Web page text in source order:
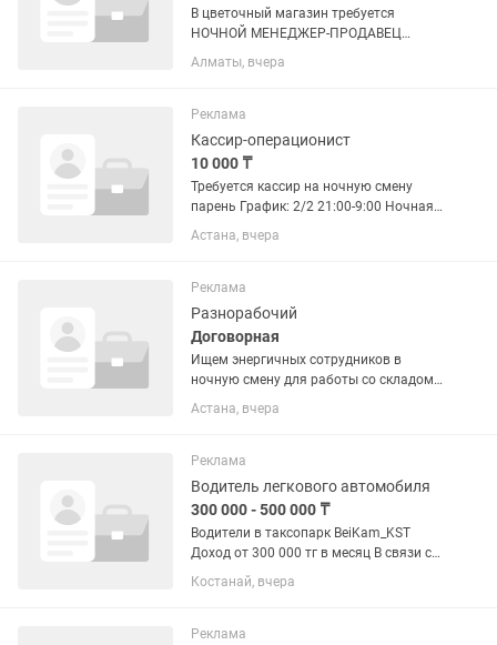
В цветочный магазин требуется
НОЧНОЙ МЕНЕДЖЕР-ПРОДАВЕЦ
График: 2/2 Ночная смена: 20:00–08:00
Заработная плата: 10 000 тг за смену +
Алматы, вчера
Реклама
Кассир-операционист
10 000 ₸
Требуется кассир на ночную смену
парень График: 2/2 21:00-9:00 Ночная
смена Зарплата еженедельно — по
понедельникам или вторникам Бонус:
10 000 тг к...
Астана, вчера
Реклама
Разнорабочий
Договорная
Ищем энергичных сотрудников в
ночную смену для работы со складом
овощей и фруктов. 📦 Что нужно
делать: — Собирать заказы по списку —
Астана, вчера
Реклама
Водитель легкового автомобиля
300 000 - 500 000 ₸
Водители в таксопарк BeiKam_KST
Доход от 300 000 тг в месяц В связи с
расширением таксопарк BeiKam_KST
приглашает водителей на постоянную
иметь права категории...
Костанай, вчера
Реклама